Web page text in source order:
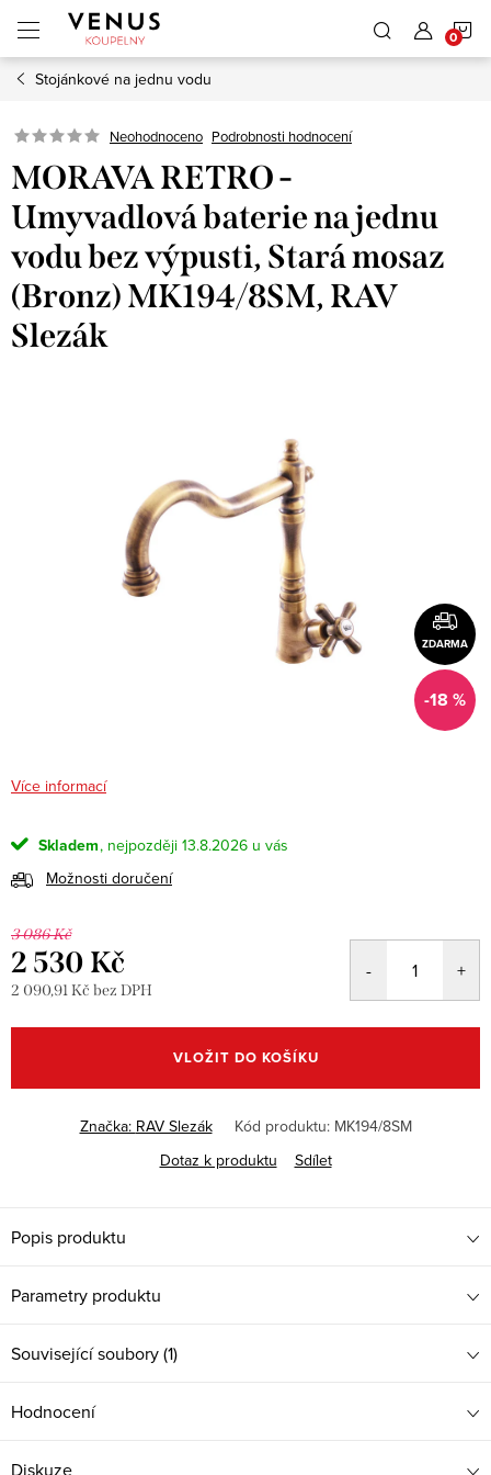
obsah
Stojánkové na jednu vodu
Neohodnoceno Podrobnosti hodnocení
MORAVA RETRO -
Umyvadlová baterie na jednu
vodu bez výpusti, Stará mosaz
(Bronz) MK194/8SM, RAV
Slezák
ZDARMA
-18 %
Více informací
Skladem
13.8.2026
Možnosti doručení
3 086 Kč
2 530 Kč
2 090,91 Kč bez DPH
cena:
VLOŽIT DO KOŠÍKU
Značka: RAV Slezák Kód produktu: MK194/8SM
Dotaz k produktu
Sdílet
Popis produktu
Parametry produktu
Související soubory (1)
Hodnocení
Diskuze